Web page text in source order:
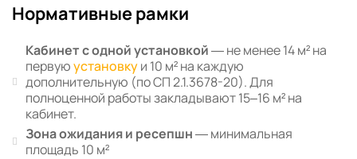
Нормативные рамки
Кабинет с одной установкой— не менее 14 м² на
первуюустановкуи 10 м² на каждую
дополнительную (по СП 2.1.3678-20). Для
полноценной работы закладывают 15–16 м² на
кабинет.
Зона ожидания и ресепшн— минимальная
площадь 10 м²